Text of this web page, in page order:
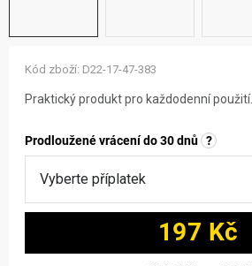
Praktický produkt pro každodenní použití.
Prodloužené vrácení do 30 dnů ?
197 Kč
Kód zboží: D22-17-47-383